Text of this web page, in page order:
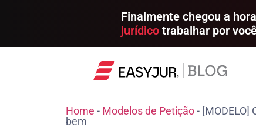
Finalmente chegou a
jurídico trabalhar por
Home - Modelos de Petição-
bem